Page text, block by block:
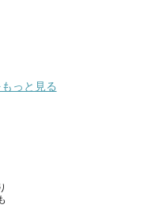
っと見る